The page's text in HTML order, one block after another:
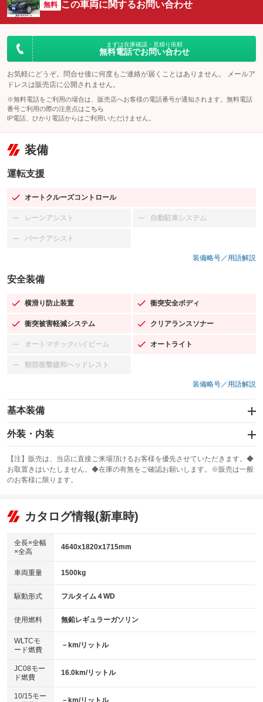
無料 この車両に関するお問い合わせ
まずは在庫確認・見積り依頼
無料電話でお問い合わせ
お気軽にどうぞ。問合せ後に何度もご連絡が届くことはありません。 メールア
ドレスは販売店に公開されません。
※無料電話をご利用の場合は、販売店へお客様の電話番号が通知されます。無料電話
番号ご利用の際の注意点は こちら
IP電話、ひかり電話からはご利用いただけません。
装備
運転支援
オートクルーズコントロール
：装備あり
レーンアシスト
：装備なし 自動駐車システム
：装備なし
パークアシスト
：装備なし
装備略号／用語解説
安全装備
横滑り防止装置
：装備あり 衝突安全ボディ
：装備あり
衝突被害軽減システム
：装備あり クリアランスソナー
：装備あり
オートマチックハイビーム
：装備なし オートライト
：装備あり
頸部衝撃緩和ヘッドレスト
：装備なし
装備略号／用語解説
基本装備
エアバッグ：運転席/助手席
：装備あり
：装備なし
サンルーフ
：装備なし ABS
リフトアップ
：装備なし
：装備あり
パワーウィンドウ
アイドリングストップ
：装備なし
USB入力端子
：装備あり
100V電源
：装備なし
センターデフロック
：装備なし
電動格納ミラー
：装備あり
外装・内装
カーナビ：SDナビ
：装備あり
TV：ワンセグ
：装備あり
ビジュアル：-／DVD再生
：装備あり
アルミホイール：17インチ
：装備あり
HID(キセノンライト)
バックカメラ
エアロ
：装備なし
ローダウン
：装備なし
【注】販売は、当店に直接ご来場頂けるお客様を優先させていただきます。◆
お取置きはいたしません。◆在庫の有無をご確認お願いします。※販売は一般
のお客様に限ります。
カタログ情報(新車時)
全長×全幅
×全高
4640x1820x1715mm
車両重量 1500kg
駆動形式 フルタイム４WD
使用燃料 無鉛レギュラーガソリン
WLTCモ
ード燃費
－km/リットル
JC08モー
ド燃費
16.0km/リットル
10/15モー
－km/リットル